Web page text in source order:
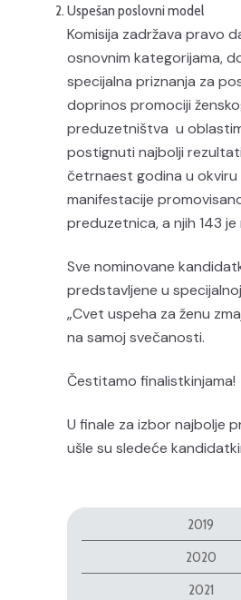
Uspešan poslovni model
Komisija zadržava pravo
osnovnim kategorijama,
specijalna priznanja za
doprinos promociji
preduzetništva u
postignuti najbolji
četrnaest godina u okviru
manifestacije
preduzetnica, a njih 143
Sve nominovane
predstavljene u
„Cvet uspeha za ženu
na samoj svečanosti.
Čestitamo finalistkinjama!
U finale za izbor najbolje
ušle su sledeće
2019
2020
2021